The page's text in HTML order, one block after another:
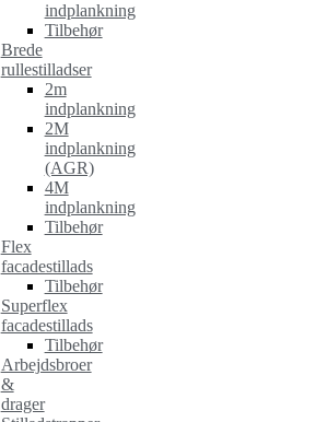
indplankning
Tilbehør
Brede
rullestilladser
2m
indplankning
2M
indplankning
(AGR)
4M
indplankning
Tilbehør
Flex
facadestillads
Tilbehør
Superflex
facadestillads
Tilbehør
Arbejdsbroer
&
drager